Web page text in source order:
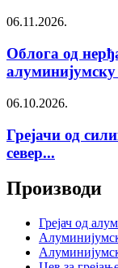
06.11.2026.
Облога од
06.10.2026.
Грејачи од
север...
Производи
Грејач од